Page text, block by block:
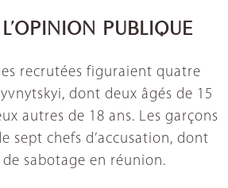
L’OPINION PUBLIQUE
recrutées figuraient quatre
dont deux âgés de 15
autres de 18 ans. Les garçons
sept chefs d’accusation, dont
sabotage en réunion.